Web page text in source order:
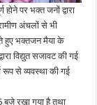
होने पर भक्त जनों द्वारा
अंचलों से भी
हुए भक्तजन मैया के
विद्युत सजावट की गई
रूप से व्यवस्था की गई
बजे रखा गया है तथा